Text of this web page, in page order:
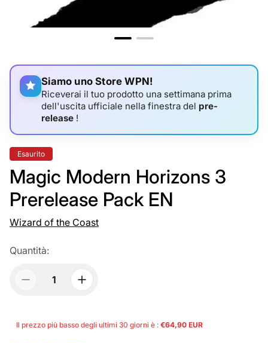
Siamo uno Store WPN!
Riceverai il tuo prodotto una settimana prima
dell'uscita ufficiale nella finestra del pre-
release !
Etichetta
del
prodotto:
Esaurito
Magic Modern Horizons 3
Prerelease Pack EN
Wizard of the Coast
Quantità:
Il prezzo più basso degli ultimi 30 giorni è : €64,90 EUR